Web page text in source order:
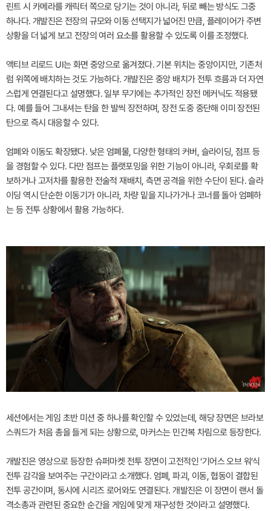
린트 시 카메라를 캐릭터 쪽으로 당기는 것이 아니라, 뒤로 빼는 방식도 그중
하나다. 개발진은 전장의 규모와 이동 선택지가 넓어진 만큼, 플레이어가 주변
상황을 더 넓게 보고 전장의 여러 요소를 활용할 수 있도록 이를 조정했다.
액티브 리로드 UI는 화면 중앙으로 옮겨졌다. 기본 위치는 중앙이지만, 기존처
럼 위쪽에 배치하는 것도 가능하다. 개발진은 중앙 배치가 전투 흐름과 더 자연
스럽게 연결된다고 설명했다. 일부 무기에는 추가적인 장전 메커닉도 적용됐
다. 예를 들어 그내셔는 탄을 한 발씩 장전하며, 장전 도중 중단해 이미 장전된
탄으로 즉시 대응할 수 있다.
엄폐와 이동도 확장됐다. 낮은 엄폐물, 다양한 형태의 커버, 슬라이딩, 점프 등
을 경험할 수 있다. 다만 점프는 플랫포밍을 위한 기능이 아니라, 우회로를 확
보하거나 고저차를 활용한 전술적 재배치, 측면 공격을 위한 수단이 된다. 슬라
이딩 역시 단순한 이동기가 아니라, 차량 밑을 지나가거나 코너를 돌아 엄폐하
는 등 전투 상황에서 활용 가능하다.
세션에서는 게임 초반 미션 중 하나를 확인할 수 있었는데, 해당 장면은 브라보
스쿼드가 처음 총을 들게 되는 상황으로, 마커스는 민간복 차림으로 등장한다.
개발진은 영상으로 등장한 슈퍼마켓 전투 장면이 고전적인 ‘기어스 오브 워’식
전투 감각을 보여주는 구간이라고 소개했다. 엄폐, 파괴, 이동, 협동이 결합된
전투 공간이며, 동시에 시리즈 로어와도 연결된다. 개발진은 이 장면이 랜서 돌
격소총과 관련된 중요한 순간을 게임에 맞게 재구성한 것이라고 설명했다.